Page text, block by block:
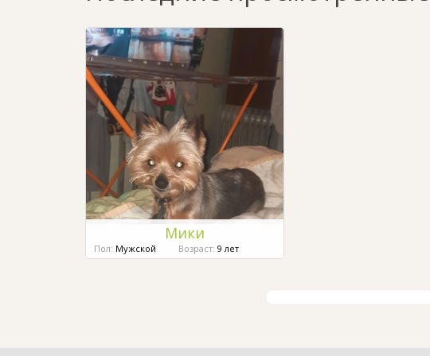
Мики
Пол: Мужской Возраст: 9 лет